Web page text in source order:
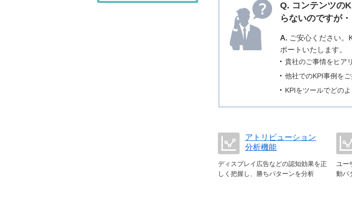
Q. コンテンツの
らないのですが・
A. ご安心ください。
ポートいたします。
貴社のご事情をヒア
他社でのKPI事例を
KPIをツールでどの
アトリビューション
分析機能
ディスプレイ広告などの認知効果を正
しく把握し、勝ちパターンを分析
ユー
動パ